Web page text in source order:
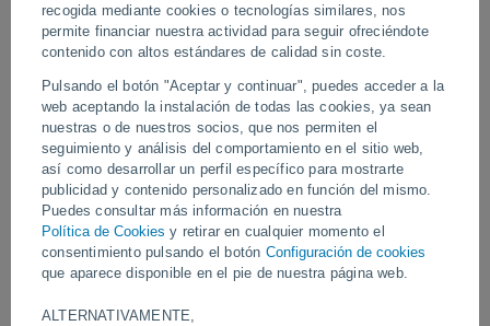
recogida mediante cookies o tecnologías similares, nos
permite financiar nuestra actividad para seguir ofreciéndote
contenido con altos estándares de calidad sin coste.
Pulsando el botón "Aceptar y continuar", puedes acceder a la
web aceptando la instalación de todas las cookies, ya sean
nuestras o de nuestros socios, que nos permiten el
seguimiento y análisis del comportamiento en el sitio web,
así como desarrollar un perfil específico para mostrarte
publicidad y contenido personalizado en función del mismo.
Puedes consultar más información en nuestra
Política de Cookies y retirar en cualquier momento el
consentimiento pulsando el botón Configuración de cookies
que aparece disponible en el pie de nuestra página web.
ALTERNATIVAMENTE,
¡Dramáticas inundaciones en
Kampala, Uganda! En muchas calles
de la ciudad hay más de un metro de
agua
Las intensas lluvias provocaron graves inundaciones en Kampala,
generando destrozos en varias zonas y dejando carreteras
intransitables. Factores como el cambio climático y un drenaje
deficiente agravan estas crisis recurrentes.
Vídeos